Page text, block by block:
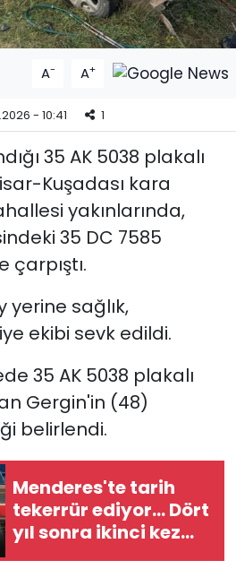
A- A+
- 10:41 1
35 AK 5038 plakalı
Kuşadası kara
yakınlarında,
35 DC 7585
çarpıştı.
yerine sağlık,
ekibi sevk edildi.
35 AK 5038 plakalı
Gergin'in (48)
belirlendi.
Menderes'te tarih
tekerrür ediyor... Dört
yıl sonra ikinci kez
başkanvekili